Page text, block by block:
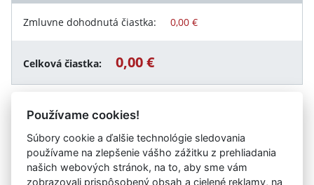
Zmluvne dohodnutá čiastka: 0,00 €
Celková čiastka: 0,00 €
Používame cookies!
Súbory cookie a ďalšie technológie sledovania
používame na zlepšenie vášho zážitku z prehliadania
našich webových stránok, na to, aby sme vám
zobrazovali prispôsobený obsah a cielené reklamy, na